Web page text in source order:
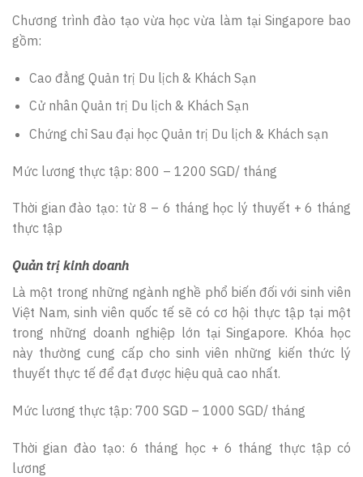
Chương trình đào tạo vừa học vừa làm tại Singapore bao
gồm:
Cao đẳng Quản trị Du lịch & Khách Sạn
Cử nhân Quản trị Du lịch & Khách Sạn
Chứng chỉ Sau đại học Quản trị Du lịch & Khách sạn
Mức lương thực tập: 800 – 1200 SGD/ tháng
Thời gian đào tạo: từ 8 – 6 tháng học lý thuyết + 6 tháng
thực tập
Quản trị kinh doanh
Là một trong những ngành nghề phổ biến đối với sinh viên
Việt Nam, sinh viên quốc tế sẽ có cơ hội thực tập tại một
trong những doanh nghiệp lớn tại Singapore. Khóa học
này thường cung cấp cho sinh viên những kiến thức lý
thuyết thực tế để đạt được hiệu quả cao nhất.
Mức lương thực tập: 700 SGD – 1000 SGD/ tháng
Thời gian đào tạo: 6 tháng học + 6 tháng thực tập có
lương